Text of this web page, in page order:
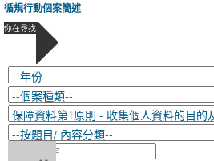
循規行動個案簡述
你在尋找